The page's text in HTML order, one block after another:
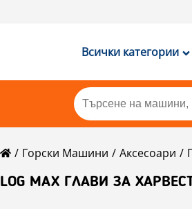
Всички категории
Горски Машини Аксесоари
LOG MAX ГЛАВИ ЗА